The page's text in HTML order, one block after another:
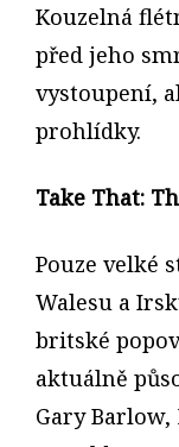
Kouzelná
před jeho
vystoupení,
prohlídky.
Take That:
Pouze velké
Walesu a
britské
aktuálně
Gary